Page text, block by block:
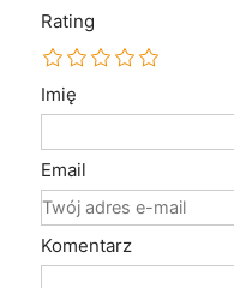
Rating
Imię
Email
Komentarz